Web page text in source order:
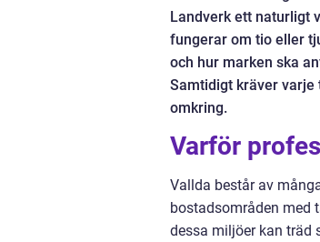
Landverk ett naturligt
fungerar om tio eller
och hur marken ska
Samtidigt kräver varje
omkring.
Varför
Vallda består av
bostadsområden med
dessa miljöer kan träd